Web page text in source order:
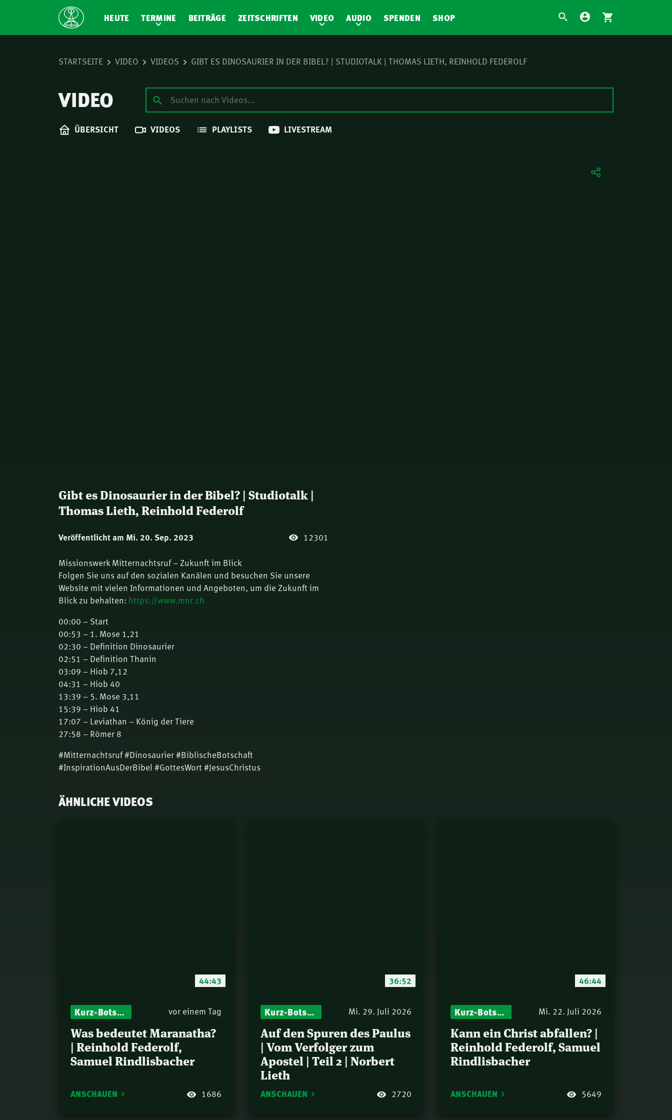
HEUTE TERMINE BEITRÄGE ZEITSCHRIFTEN VIDEO AUDIO SPENDEN SHOP
STARTSEITE VIDEO VIDEOS GIBT ES DINOSAURIER IN DER BIBEL? | STUDIOTALK | THOMAS LIETH, REINHOLD FEDEROLF
VIDEO
ÜBERSICHT VIDEOS PLAYLISTS LIVESTREAM
Gibt es Dinosaurier in der Bibel? | Studiotalk |
Thomas Lieth, Reinhold Federolf
Veröffentlicht am Mi. 20. Sep. 2023 12301
Missionswerk Mitternachtsruf – Zukunft im Blick
Folgen Sie uns auf den sozialen Kanälen und besuchen Sie unsere
Website mit vielen Informationen und Angeboten, um die Zukunft im
Blick zu behalten: https://www.mnr.ch
00:00 – Start
00:53 – 1. Mose 1,21
02:30 – Definition Dinosaurier
02:51 – Definition Thanin
03:09 – Hiob 7,12
04:31 – Hiob 40
13:39 – 5. Mose 3,11
15:39 – Hiob 41
17:07 – Leviathan – König der Tiere
27:58 – Römer 8
#Mitternachtsruf #Dinosaurier #BiblischeBotschaft
#InspirationAusDerBibel #GottesWort #JesusChristus
ÄHNLICHE VIDEOS
44:43
Kurz-Botschaften – Biblische Impulse mit Zukunft im Blick vor einem Tag
Was bedeutet Maranatha?
| Reinhold Federolf,
Samuel Rindlisbacher
ANSCHAUEN 1686
36:52
Kurz-Botschaften – Biblische Impulse mit Zukunft im Blick Mi. 29. Juli 2026
Auf den Spuren des Paulus
| Vom Verfolger zum
Apostel | Teil 2 | Norbert
Lieth
ANSCHAUEN 2720
46:44
Kurz-Botschaften – Biblische Impulse mit Zukunft im Blick Mi. 22. Juli 2026
Kann ein Christ abfallen? |
Reinhold Federolf, Samuel
Rindlisbacher
ANSCHAUEN 5649